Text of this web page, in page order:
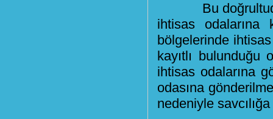
Bu doğrultuda
ihtisas odalarına
bölgelerinde ihtisas
kayıtlı bulunduğu
ihtisas odalarına
odasına
nedeniyle